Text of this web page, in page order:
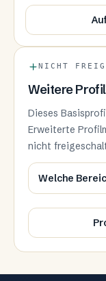
NICHT
Weitere
Dieses
Erweiterte
nicht
Welche